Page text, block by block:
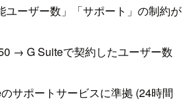
ユーザー数」「サポート」の制約が
→ G Suiteで契約したユーザー数
サポートサービスに準拠 (24時間